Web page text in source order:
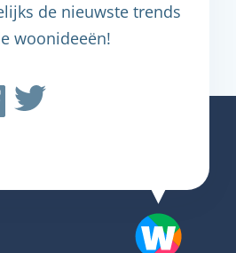
de nieuwste trends
woonideeën!